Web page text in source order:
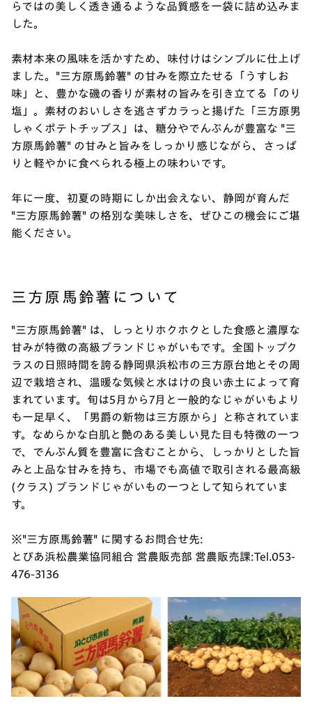
らではの美しく透き通るような品質感を一袋に詰め込みま
した。
素材本来の風味を活かすため、味付けはシンプルに仕上げ
ました。"三方原馬鈴薯" の甘みを際立たせる「うすしお
味」と、豊かな磯の香りが素材の旨みを引き立てる「のり
塩」。素材のおいしさを逃さずカラっと揚げた「三方原男
しゃくポテトチップス」は、糖分やでんぷんが豊富な "三
方原馬鈴薯" の甘みと旨みをしっかり感じながら、さっぱ
りと軽やかに食べられる極上の味わいです。
年に一度、初夏の時期にしか出会えない、静岡が育んだ
"三方原馬鈴薯" の格別な美味しさを、ぜひこの機会にご堪
能ください。
三方原馬鈴薯について
"三方原馬鈴薯" は、しっとりホクホクとした食感と濃厚な
甘みが特徴の高級ブランドじゃがいもです。全国トップク
ラスの日照時間を誇る静岡県浜松市の三方原台地とその周
辺で栽培され、温暖な気候と水はけの良い赤土によって育
まれています。旬は5月から7月と一般的なじゃがいもより
も一足早く、「男爵の新物は三方原から」と称されていま
す。なめらかな白肌と艶のある美しい見た目も特徴の一つ
で、でんぷん質を豊富に含むことから、しっかりとした旨
みと上品な甘みを持ち、市場でも高値で取引される最高級
(クラス) ブランドじゃがいもの一つとして知られていま
す。
※"三方原馬鈴薯" に関するお問合せ先:
とぴあ浜松農業協同組合 営農販売部 営農販売課:Tel.053-
476-3136